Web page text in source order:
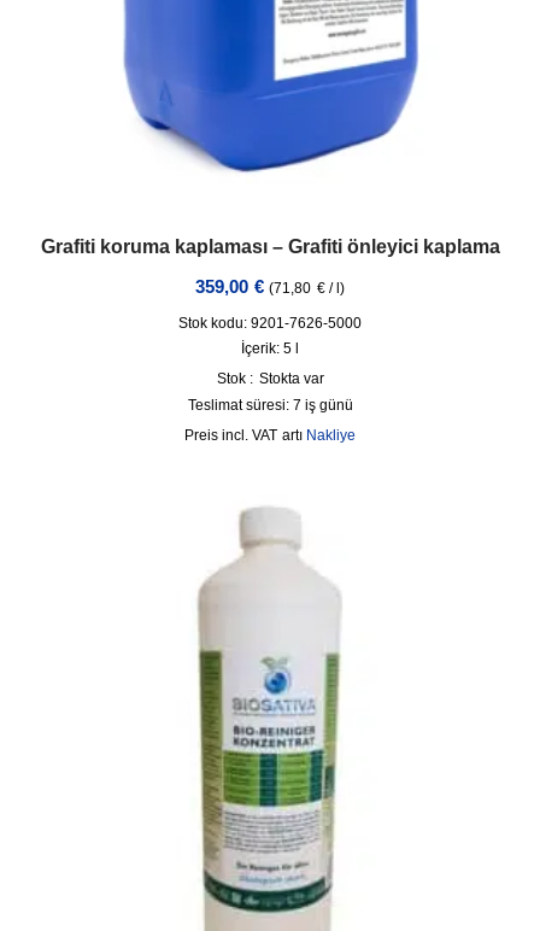
Grafiti koruma kaplaması – Grafiti önleyici kaplama
359,00 € (71,80 € / )
Stok kodu: 9201-7626-5000
İçerik: 5 l
Stok : Stokta var
Teslimat süresi: 7 iş günü
incl. VAT artı Nakliye